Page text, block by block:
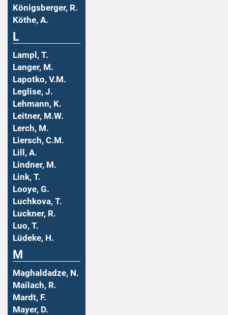
Königsberger, R.
Köthe, A.
L
Lampl, T.
Langer, M.
Lapotko, V.M.
Leglise, J.
Lehmann, K.
Leitner, M.W.
Lerch, M.
Liersch, C.M.
Lill, A.
Lindner, M.
Link, T.
Looye, G.
Luchkova, T.
Luckner, R.
Luo, T.
Lüdeke, H.
M
Maghaldadze, N.
Mailach, R.
Mardt, F.
Mayer, D.